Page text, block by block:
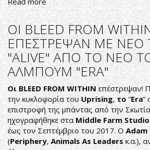
AVENGED
SEVENFOLD:
Η
ΦΙΛΟΔΟΞΙΑ
ΚΑΙ
Η
ΤΥΧΗ
ΜΑΣ
ΕΦΕΡΑΝ
ΕΔΩ
OI BLEED FROM
ΕΠΕΣΤΡΕΨΑΝ ΜΕ ΝΕΟ
"ALIVE" ΑΠΟ ΤΟ ΝΕΟ
ΑΛΜΠΟΥΜ "ERA"
Οι BLEED FROM WITHIN επέστρεψαν!
την κυκλοφορία τουUprising,το “Era“
επιστροφή της μπάντας από την
ηχογραφήθηκε σταMiddle Farm
έως τον Σεπτέμβριο του 2017. Ο Adam
(Periphery, Animals As Leaders κ.α.),